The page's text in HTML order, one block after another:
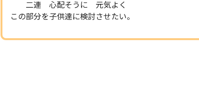
二連 心配そうに 元気よく
この部分を子供達に検討させたい。